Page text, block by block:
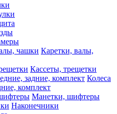
Каретки, валы,
Кассеты, трещетки
Колеса
комплект
Манетки, шифтеры
Наконечники